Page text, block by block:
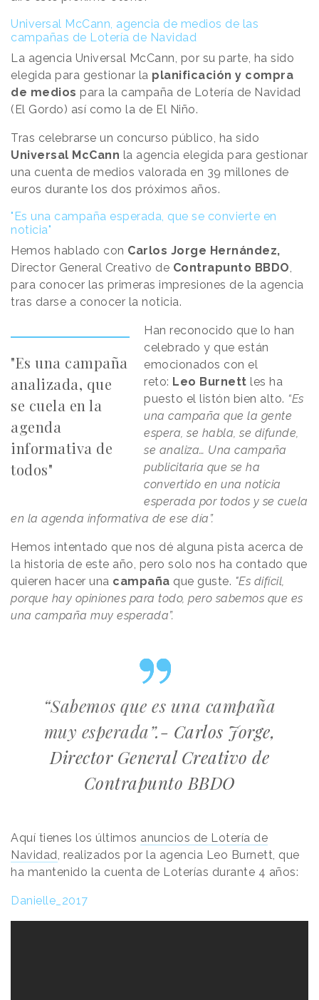
Universal McCann, agencia de medios de las
campañas de Lotería de Navidad
La agencia Universal McCann, por su parte, ha sido
elegida para gestionar la planificación y compra
de medios para la campaña de Lotería de Navidad
(El Gordo) así como la de El Niño.
Tras celebrarse un concurso público, ha sido
Universal McCann la agencia elegida para gestionar
una cuenta de medios valorada en 39 millones de
euros durante los dos próximos años.
"Es una campaña esperada, que se convierte en
noticia"
Hemos hablado con Carlos Jorge Hernández,
Director General Creativo de Contrapunto BBDO,
para conocer las primeras impresiones de la agencia
tras darse a conocer la noticia.
"Es una campaña
analizada, que
se cuela en la
agenda
informativa de
todos"
Han reconocido que lo han
celebrado y que están
emocionados con el
reto: Leo Burnett les ha
puesto el listón bien alto. “Es
una campaña que la gente
espera, se habla, se difunde,
se analiza… Una campaña
publicitaria que se ha
convertido en una noticia
esperada por todos y se cuela
en la agenda informativa de ese día”.
Hemos intentado que nos dé alguna pista acerca de
la historia de este año, pero solo nos ha contado que
quieren hacer una campaña que guste. "Es difícil,
porque hay opiniones para todo, pero sabemos que es
una campaña muy esperada”.
“Sabemos que es una campaña
muy esperada”.- Carlos Jorge,
Director General Creativo de
Contrapunto BBDO
Aquí tienes los últimos anuncios de Lotería de
Navidad, realizados por la agencia Leo Burnett, que
ha mantenido la cuenta de Loterías durante 4 años:
Danielle_2017